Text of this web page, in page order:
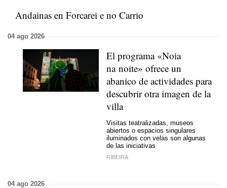
Andainas en Forcarei e no Carrio
04 ago 2026
El programa «Noia
na noite» ofrece un
abanico de actividades para
descubrir otra imagen de la
villa
Visitas teatralizadas, museos
abiertos o espacios singulares
iluminados con velas son algunas
de las iniciativas
RIBEIRA
04 ago 2026